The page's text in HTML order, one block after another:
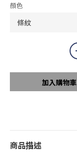
顏色
加入購物車
商品描述